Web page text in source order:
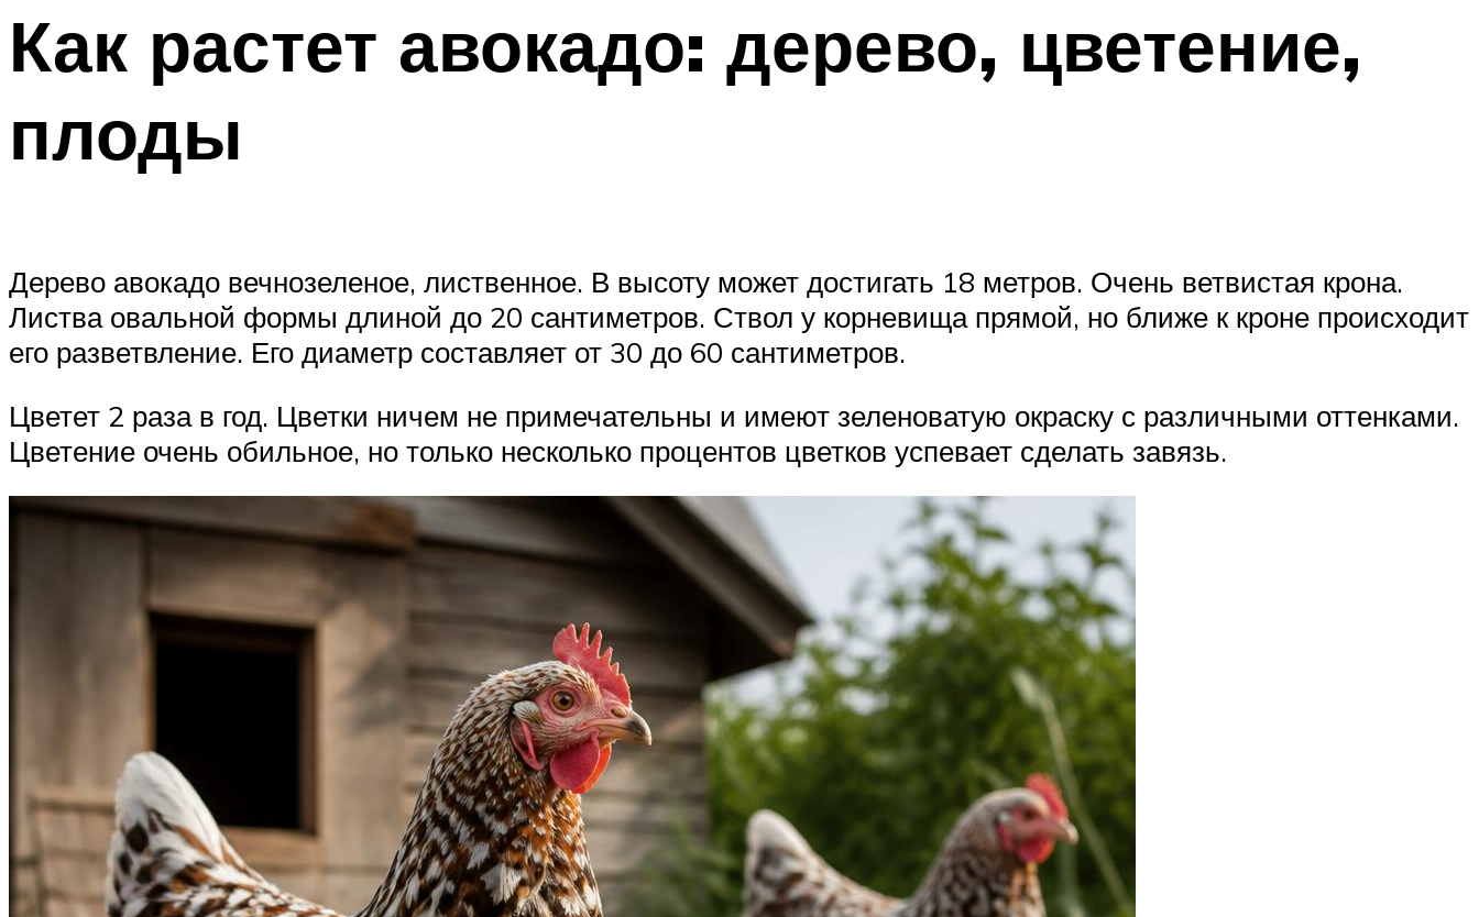
Как растет авокадо: дерево, цветение,
плоды
Дерево авокадо вечнозеленое, лиственное. В высоту может достигать 18 метров. Очень ветвистая крона.
Листва овальной формы длиной до 20 сантиметров. Ствол у корневища прямой, но ближе к кроне происходит
его разветвление. Его диаметр составляет от 30 до 60 сантиметров.
Цветет 2 раза в год. Цветки ничем не примечательны и имеют зеленоватую окраску с различными оттенками.
Цветение очень обильное, но только несколько процентов цветков успевает сделать завязь.